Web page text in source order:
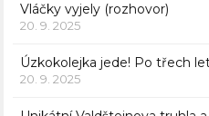
Vláčky vyjely (rozhovor)
20. 9. 2025
Úzkokolejka jede! Po třech
20. 9. 2025